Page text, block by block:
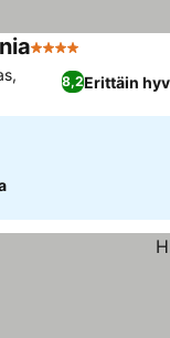
4 Tähtiluokitus
8,2Erittäin